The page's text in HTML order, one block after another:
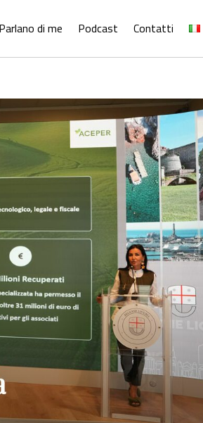
Parlano di me Podcast Contatti